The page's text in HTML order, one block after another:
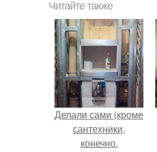
Читайте также
Делали сами (кроме
сантехники,
конечно.